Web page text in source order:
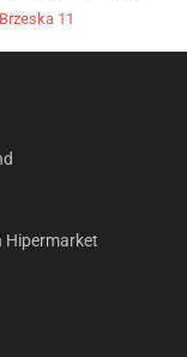
11
Hipermarket